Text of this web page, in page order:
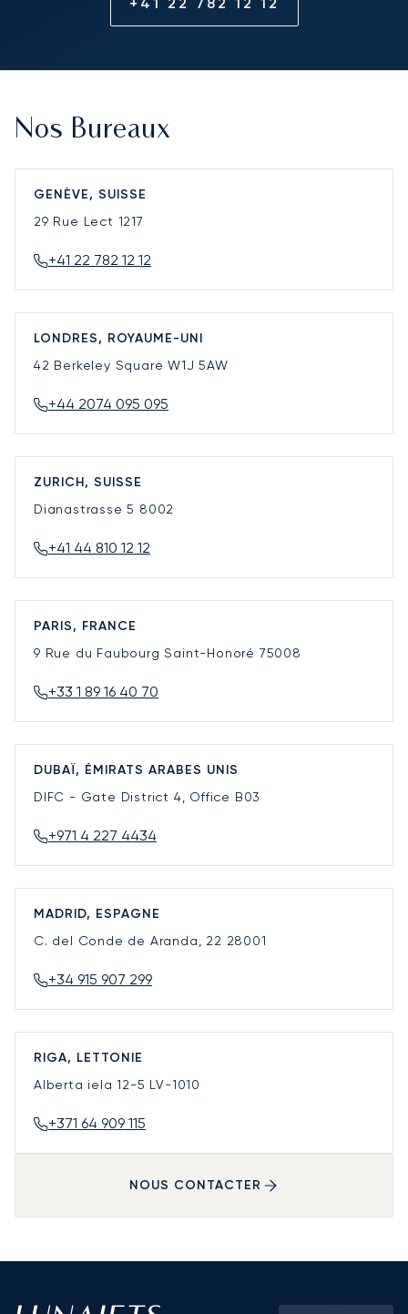
Nos Bureaux
GENÈVE, SUISSE
29 Rue Lect 1217
+41 22 782 12 12
LONDRES, ROYAUME-UNI
42 Berkeley SquareW1J 5AW
+44 2074 095 095
ZURICH, SUISSE
Dianastrasse 5 8002
+41 44 810 12 12
PARIS, FRANCE
9 Rue du Faubourg Saint-Honoré 75008
+33 1 89 16 40 70
DUBAÏ, ÉMIRATS ARABES UNIS
DIFC - Gate District 4, Office B03
+971 4 227 4434
MADRID, ESPAGNE
C. del Conde de Aranda, 22 28001
+34 915 907 299
RIGA, LETTONIE
Alberta iela 12-5 LV-1010
+371 64 909 115
NOUS CONTACTER